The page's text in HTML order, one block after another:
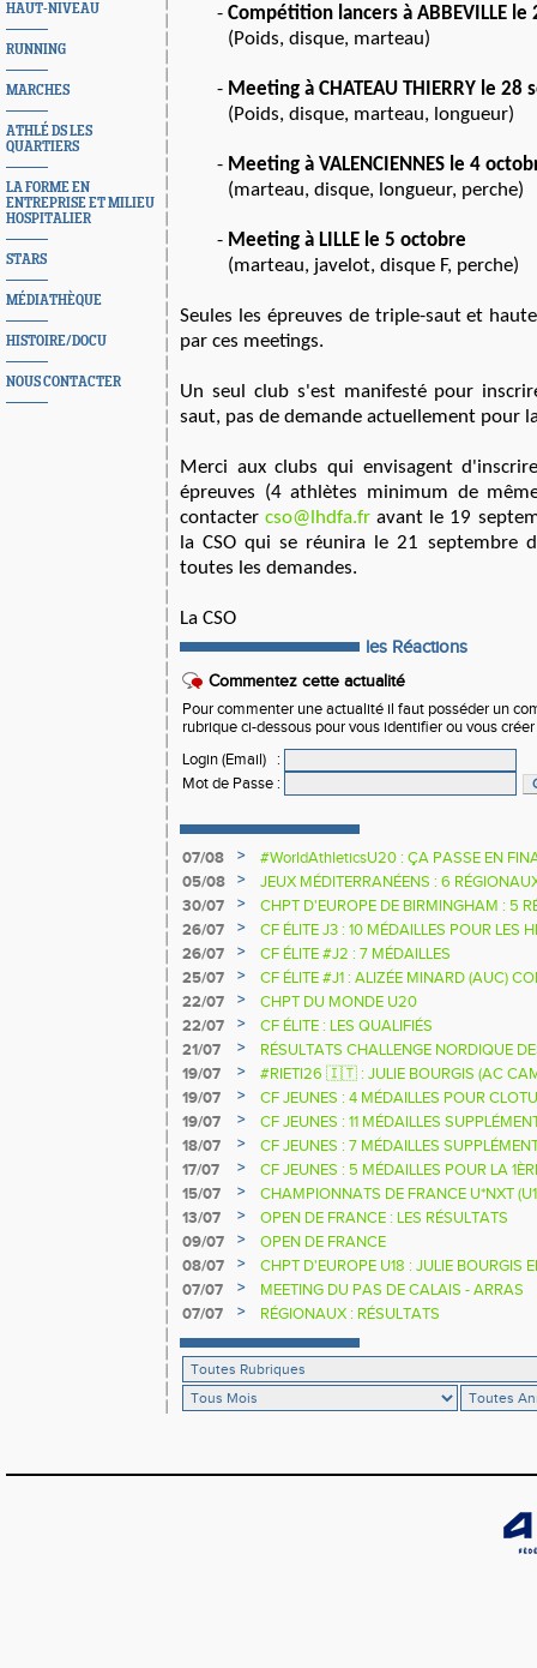
HAUT-NIVEAU
RUNNING
MARCHES
ATHLÉ DS LES
QUARTIERS
LA FORME EN
ENTREPRISE ET MILIEU
HOSPITALIER
STARS
MÉDIATHÈQUE
HISTOIRE/DOCU
NOUS CONTACTER
Compétition lancers à ABBEVILLE
(Poids, disque, marteau)
Meeting à CHATEAU THIERRY le
(Poids, disque, marteau, longueur)
Meeting à VALENCIENNES le 4
(marteau, disque, longueur, perche)
Meeting à LILLE le 5 octobre
(marteau, javelot, disque F, perche)
Seules les épreuves de triple-saut et
par ces meetings.
Un seul club s'est manifesté pour
saut, pas de demande actuellement pour
Merci aux clubs qui envisagent
épreuves (4 athlètes minimum de
contactercso@lhdfa.fr avant le 19
la CSO qui se réunira le 21 septembre
toutes les demandes.
La CSO
les Réactions
Commentez cette actualité
Pour commenter une actualité il faut posséder un
rubrique ci-dessous pour vous identifier ou vous
Login (Email)
:
Mot de Passe :
07/08 >
#WorldAthleticsU20 : ÇA PASSE EN
SAUTEURS
05/08 >
JEUX MÉDITERRANÉENS : 6
30/07
>
CHPT D'EUROPE DE BIRMINGHAM : 5
26/07
>
CF ÉLITE J3 : 10 MÉDAILLES POUR LES
26/07
>
CF ÉLITE #J2 : 7 MÉDAILLES
25/07
>
CF ÉLITE #J1 : ALIZÉE MINARD (AUC)
NATIONALE
22/07 >
CHPT DU MONDE U20
22/07
>
CF ÉLITE : LES QUALIFIÉS
21/07
>
RÉSULTATS CHALLENGE NORDIQUE
2025 2026
19/07 >
#RIETI26 🇮🇹 : JULIE BOURGIS (AC
D'EUROPE U18 DE LA PERCHE
19/07 >
CF JEUNES : 4 MÉDAILLES POUR
19/07
>
CF JEUNES : 11 MÉDAILLES
18/07
>
CF JEUNES : 7 MÉDAILLES
17/07
>
CF JEUNES : 5 MÉDAILLES POUR LA
15/07
>
CHAMPIONNATS DE FRANCE U*NXT
13/07
>
OPEN DE FRANCE : LES RÉSULTATS
09/07
>
OPEN DE FRANCE
08/07
>
CHPT D'EUROPE U18 : JULIE BOURGIS
07/07
>
MEETING DU PAS DE CALAIS - ARRAS
07/07
> RÉGIONAUX : RÉSULTATS